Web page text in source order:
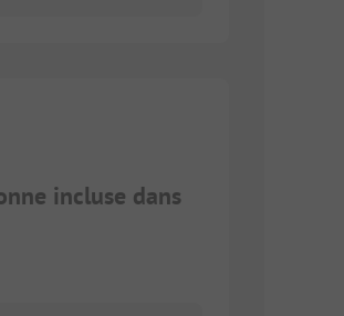
incluse dans